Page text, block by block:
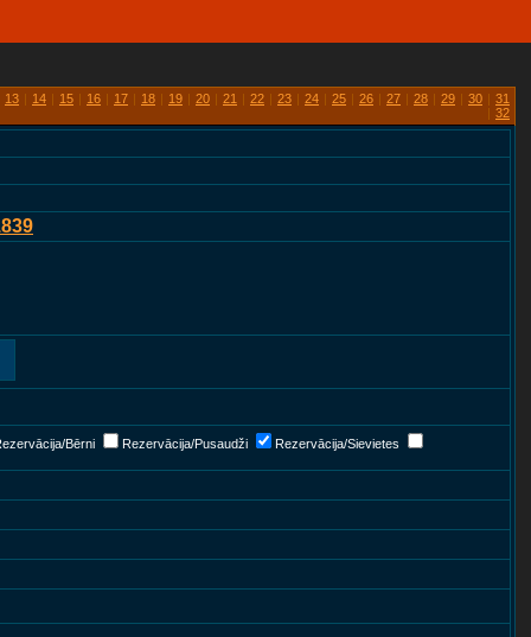
13 | 14 | 15 | 16 | 17 | 18 | 19 | 20 | 21 | 22 | 23 | 24 | 25 | 26 | 27 | 28 | 29 | 30 | 31
| 32
Bērni Rezervācija/Pusaudži Rezervācija/Sievietes